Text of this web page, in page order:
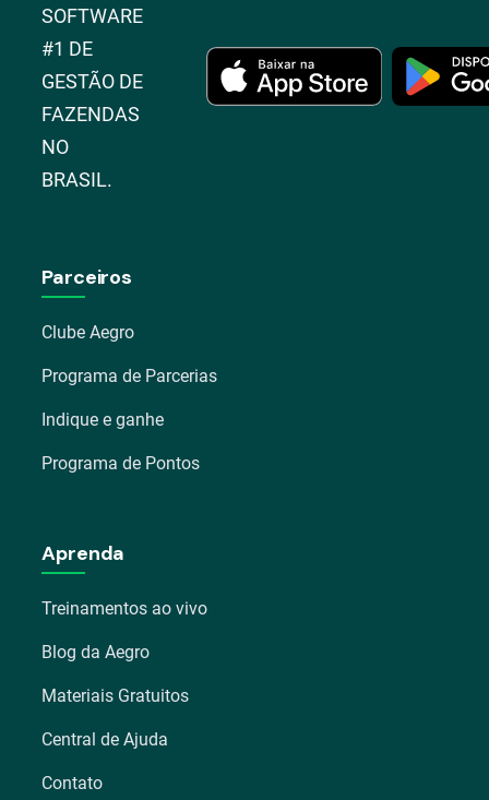
SOFTWARE
#1 DE
GESTÃO DE
FAZENDAS
NO
BRASIL.
Parceiros
Clube Aegro
Programa de Parcerias
Indique e ganhe
Programa de Pontos
Aprenda
Treinamentos ao vivo
Blog da Aegro
Materiais Gratuitos
Central de Ajuda
Contato